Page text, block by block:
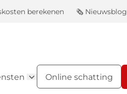
berekenen 🗞️ Nieuwsblog
Online schatting